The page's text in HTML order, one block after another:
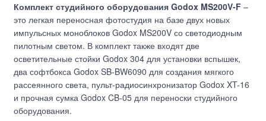
Комплект студийного оборудования Godox MS200V-F –
это легкая переносная фотостудия на базе двух новых
импульсных моноблоков Godox MS200V со светодиодным
пилотным светом. В комплект также входят две
осветительные стойки Godox 304 для установки вспышек,
два софтбокса Godox SB-BW6090 для создания мягкого
рассеянного света, пульт-радиосинхронизатор Godox XT-16
и прочная сумка Godox CB-05 для переноски студийного
оборудования.